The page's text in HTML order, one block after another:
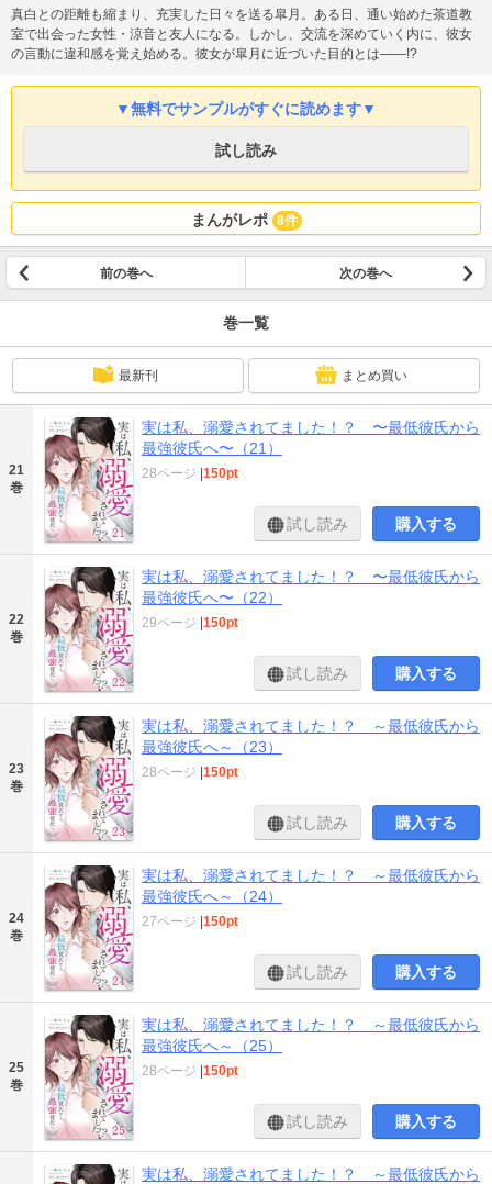
真白との距離も縮まり、充実した日々を送る皐月。ある日、通い始めた茶道教
室で出会った女性・涼音と友人になる。しかし、交流を深めていく内に、彼女
の言動に違和感を覚え始める。彼女が皐月に近づいた目的とは――!?
▼無料でサンプルがすぐに読めます▼
試し読み
まんがレポ 8件
前の巻へ 次の巻へ
巻一覧
最新刊 まとめ買い
21
巻
実は私、溺愛されてました！？ 〜最低彼氏から
最強彼氏へ〜（21）
28ページ 150pt
試し読み 購入する
22
巻
実は私、溺愛されてました！？ 〜最低彼氏から
最強彼氏へ〜（22）
29ページ 150pt
試し読み 購入する
23
巻
実は私、溺愛されてました！？ ～最低彼氏から
最強彼氏へ～（23）
28ページ 150pt
試し読み 購入する
24
巻
実は私、溺愛されてました！？ ～最低彼氏から
最強彼氏へ～（24）
27ページ 150pt
試し読み 購入する
25
巻
実は私、溺愛されてました！？ ～最低彼氏から
最強彼氏へ～（25）
28ページ 150pt
試し読み 購入する
実は私、溺愛されてました！？ ～最低彼氏から